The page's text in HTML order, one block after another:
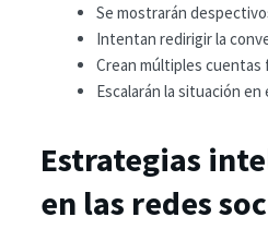
Se mostrarán
Intentan redirigir la
Crean múltiples
Escalarán la situación
Estrategias
en las redes